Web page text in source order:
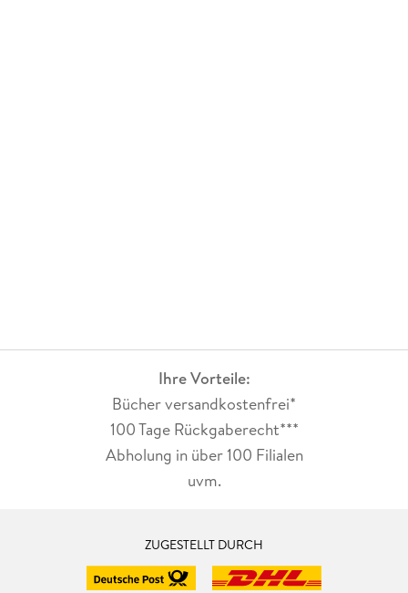
Ihre Vorteile:
Bücher versandkostenfrei*
100 Tage Rückgaberecht***
Abholung in über 100 Filialen
uvm.
ZUGESTELLT DURCH